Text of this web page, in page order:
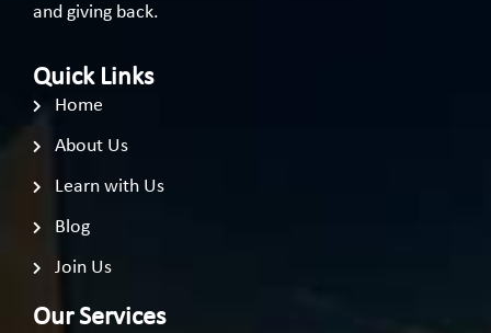
and giving back.
Quick Links
Home
About Us
Learn with Us
Blog
Join Us
Our Services